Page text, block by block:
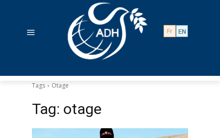
Tags Otage
Tag: otage